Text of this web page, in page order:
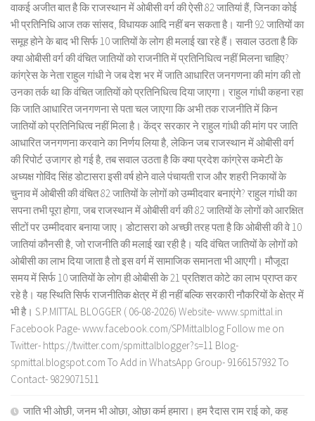
वाकई अजीत बात है कि राजस्थान में ओबीसी वर्ग की ऐसी 82 जातियां हैं, जिनका कोई
भी प्रतिनिधि आज तक सांसद, विधायक आदि नहीं बन सकता है। यानी 92 जातियों का
समूह होने के बाद भी सिर्फ 10 जातियों के लोग ही मलाई खा रहे हैं। सवाल उठता है कि
क्या ओबीसी वर्ग की वंचित जातियों को राजनीति में प्रतिनिधित्व नहीं मिलना चाहिए?
कांग्रेस के नेता राहुल गांधी ने जब देश भर में जाति आधारित जनगणना की मांग की तो
उनका तर्क था कि वंचित जातियों को प्रतिनिधित्व दिया जाएगा। राहुल गांधी कहना रहा
कि जाति आधारित जनगणना से पता चल जाएगा कि अभी तक राजनीति में किन
जातियों को प्रतिनिधित्व नहीं मिला है। केंद्र सरकार ने राहुल गांधी की मांग पर जाति
आधारित जनगणना करवाने का निर्णय लिया है, लेकिन जब राजस्थान में ओबीसी वर्ग
की रिपोर्ट उजागर हो गई है, तब सवाल उठता है कि क्या प्रदेश कांग्रेस कमेटी के
अध्यक्ष गोविंद सिंह डोटासरा इसी वर्ष होने वाले पंचायती राज और शहरी निकायों के
चुनाव में ओबीसी की वंचित 82 जातियों के लोगों को उम्मीदवार बनाएंगे? राहुल गांधी का
सपना तभी पूरा होगा, जब राजस्थान में ओबीसी वर्ग की 82 जातियों के लोगों को आरक्षित
सीटों पर उम्मीदवार बनाया जाए। डोटासरा को अच्छी तरह पता है कि ओबीसी की वे 10
जातियां कौनसी है, जो राजनीति की मलाई खा रही है। यदि वंचित जातियों के लोगों को
ओबीसी का लाभ दिया जाता है तो इस वर्ग में सामाजिक समानता भी आएगी। मौजूदा
समय में सिर्फ 10 जातियों के लोग ही ओबीसी के 21 प्रतिशत कोटे का लाभ प्राप्त कर
रहे है। यह स्थिति सिर्फ राजनीतिक क्षेत्र में ही नहीं बल्कि सरकारी नौकरियों के क्षेत्र में
भी है। S.P.MITTAL BLOGGER ( 06-08-2026) Website- www.spmittal.in
Facebook Page- www.facebook.com/SPMittalblog Follow me on
Twitter- https://twitter.com/spmittalblogger?s=11 Blog-
spmittal.blogspot.com To Add in WhatsApp Group- 9166157932 To
Contact- 9829071511
जाति भी ओछी, जनम भी ओछा, ओछा कर्म हमारा। हम रैदास राम राई को, कह